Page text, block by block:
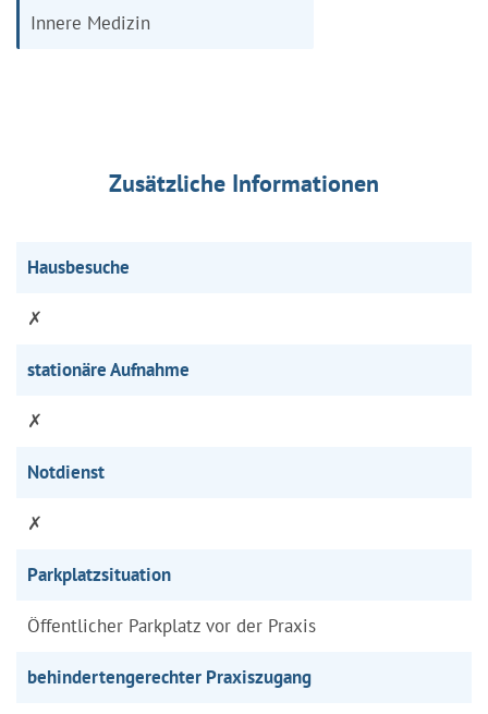
Innere Medizin
Zusätzliche Informationen
Hausbesuche
✗
stationäre Aufnahme
✗
Notdienst
✗
Parkplatzsituation
Öffentlicher Parkplatz vor der Praxis
behindertengerechter Praxiszugang